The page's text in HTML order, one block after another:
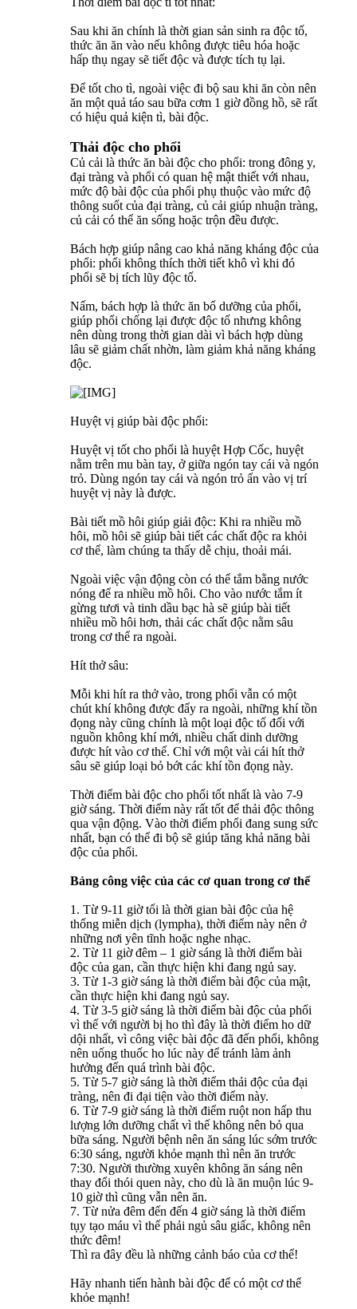
Sau khi ăn chính là thời gian sản sinh ra độc tố,
thức ăn ăn vào nếu không được tiêu hóa hoặc
hấp thụ ngay sẽ tiết độc và được tích tụ lại.
Để tốt cho tì, ngoài việc đi bộ sau khi ăn còn nên
ăn một quả táo sau bữa cơm 1 giờ đồng hồ, sẽ rất
có hiệu quả kiện tì, bài độc.
Thải độc cho phổi
Củ cải là thức ăn bài độc cho phổi: trong đông y,
đại tràng và phổi có quan hệ mật thiết với nhau,
mức độ bài độc của phổi phụ thuộc vào mức độ
thông suốt của đại tràng, củ cải giúp nhuận tràng,
củ cải có thể ăn sống hoặc trộn đều được.
Bách hợp giúp nâng cao khả năng kháng độc của
phổi: phổi không thích thời tiết khô vì khi đó
phổi sẽ bị tích lũy độc tố.
Nấm, bách hợp là thức ăn bổ dưỡng của phổi,
giúp phổi chống lại được độc tố nhưng không
nên dùng trong thời gian dài vì bách hợp dùng
lâu sẽ giảm chất nhờn, làm giảm khả năng kháng
độc.
Huyệt vị giúp bài độc phổi:
Huyệt vị tốt cho phổi là huyệt Hợp Cốc, huyệt
nằm trên mu bàn tay, ở giữa ngón tay cái và ngón
trỏ. Dùng ngón tay cái và ngón trỏ ấn vào vị trí
huyệt vị này là được.
Bài tiết mồ hôi giúp giải độc: Khi ra nhiều mồ
hôi, mồ hôi sẽ giúp bài tiết các chất độc ra khỏi
cơ thể, làm chúng ta thấy dễ chịu, thoải mái.
Ngoài việc vận động còn có thể tắm bằng nước
nóng để ra nhiều mồ hôi. Cho vào nước tắm ít
gừng tươi và tinh dầu bạc hà sẽ giúp bài tiết
nhiều mồ hôi hơn, thải các chất độc nằm sâu
trong cơ thể ra ngoài.
Hít thở sâu:
Mỗi khi hít ra thở vào, trong phổi vẫn có một
chút khí không được đẩy ra ngoài, những khí tồn
đọng này cũng chính là một loại độc tố đối với
nguồn không khí mới, nhiều chất dinh dưỡng
được hít vào cơ thể. Chỉ với một vài cái hít thở
sâu sẽ giúp loại bỏ bớt các khí tồn đọng này.
Thời điểm bài độc cho phổi tốt nhất là vào 7-9
giờ sáng. Thời điểm này rất tốt để thải độc thông
qua vận động. Vào thời điểm phổi đang sung sức
nhất, bạn có thể đi bộ sẽ giúp tăng khả năng bài
độc của phổi.
Bảng công việc của các cơ quan trong cơ thể
1. Từ 9-11 giờ tối là thời gian bài độc của hệ
thống miễn dịch (lympha), thời điểm này nên ở
những nơi yên tĩnh hoặc nghe nhạc.
2. Từ 11 giờ đêm – 1 giờ sáng là thời điểm bài
độc của gan, cần thực hiện khi đang ngủ say.
3. Từ 1-3 giờ sáng là thời điểm bài độc của mật,
cần thực hiện khi đang ngủ say.
4. Từ 3-5 giờ sáng là thời điểm bài độc của phổi
vì thế với người bị ho thì đây là thời điểm ho dữ
dội nhất, vì công việc bài độc đã đến phổi, không
nên uống thuốc ho lúc này để tránh làm ảnh
hưởng đến quá trình bài độc.
5. Từ 5-7 giờ sáng là thời điểm thải độc của đại
tràng, nên đi đại tiện vào thời điểm này.
6. Từ 7-9 giờ sáng là thời điểm ruột non hấp thu
lượng lớn dưỡng chất vì thế không nên bỏ qua
bữa sáng. Người bệnh nên ăn sáng lúc sớm trước
6:30 sáng, người khỏe mạnh thì nên ăn trước
7:30. Người thường xuyên không ăn sáng nên
thay đổi thói quen này, cho dù là ăn muộn lúc 9-
10 giờ thì cũng vẫn nên ăn.
7. Từ nửa đêm đến đến 4 giờ sáng là thời điểm
tụy tạo máu vì thế phải ngủ sâu giấc, không nên
thức đêm!
Thì ra đây đều là những cảnh báo của cơ thể!
Hãy nhanh tiến hành bài độc để có một cơ thể
khỏe mạnh!